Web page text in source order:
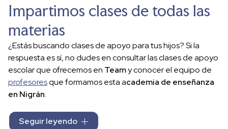
Impartimos clases de todas las
materias
¿Estás buscando clases de apoyo para tus hijos? Si la
respuesta es sí, no dudes en consultar las clases de apoyo
escolar que ofrecemos en Teamy conocer el equipo de
profesoresque formamos esta academia de enseñanza
en Nigrán.
En Team ofrecemos clases de apoyo
Seguir leyendo